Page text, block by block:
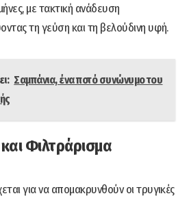
με τακτική ανάδευση
τη γεύση και τη βελούδινη υφή.
Σαμπάνια, ένα ποτό συνώνυμο του
Φιλτράρισμα
για να απομακρυνθούν οι τρυγικές